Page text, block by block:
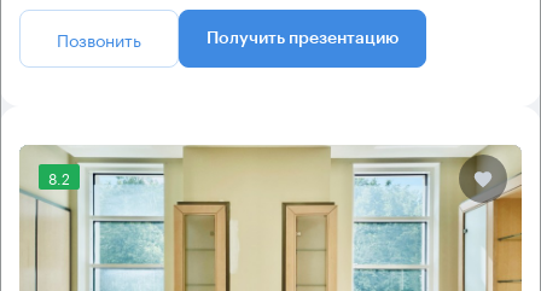
Позвонить Получить презентацию
8.2